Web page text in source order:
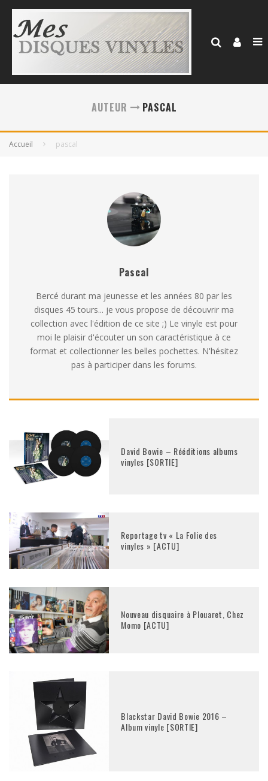
AUTEUR PASCAL
Accueil pascal
Pascal
Bercé durant ma jeunesse et les années 80 par les
disques 45 tours... je vous propose de découvrir ma
collection avec l'édition de ce site ;) Le vinyle est pour
moi le plaisir d'écouter un son caractéristique à ce
format et collectionner les belles pochettes. N'hésitez
pas à participer dans les forums.
David Bowie – Rééditions albums
vinyles [SORTIE]
Reportage tv « La Folie des
vinyles » [ACTU]
Nouveau disquaire à Plouaret, Chez
Momo [ACTU]
Blackstar David Bowie 2016 –
Album vinyle [SORTIE]